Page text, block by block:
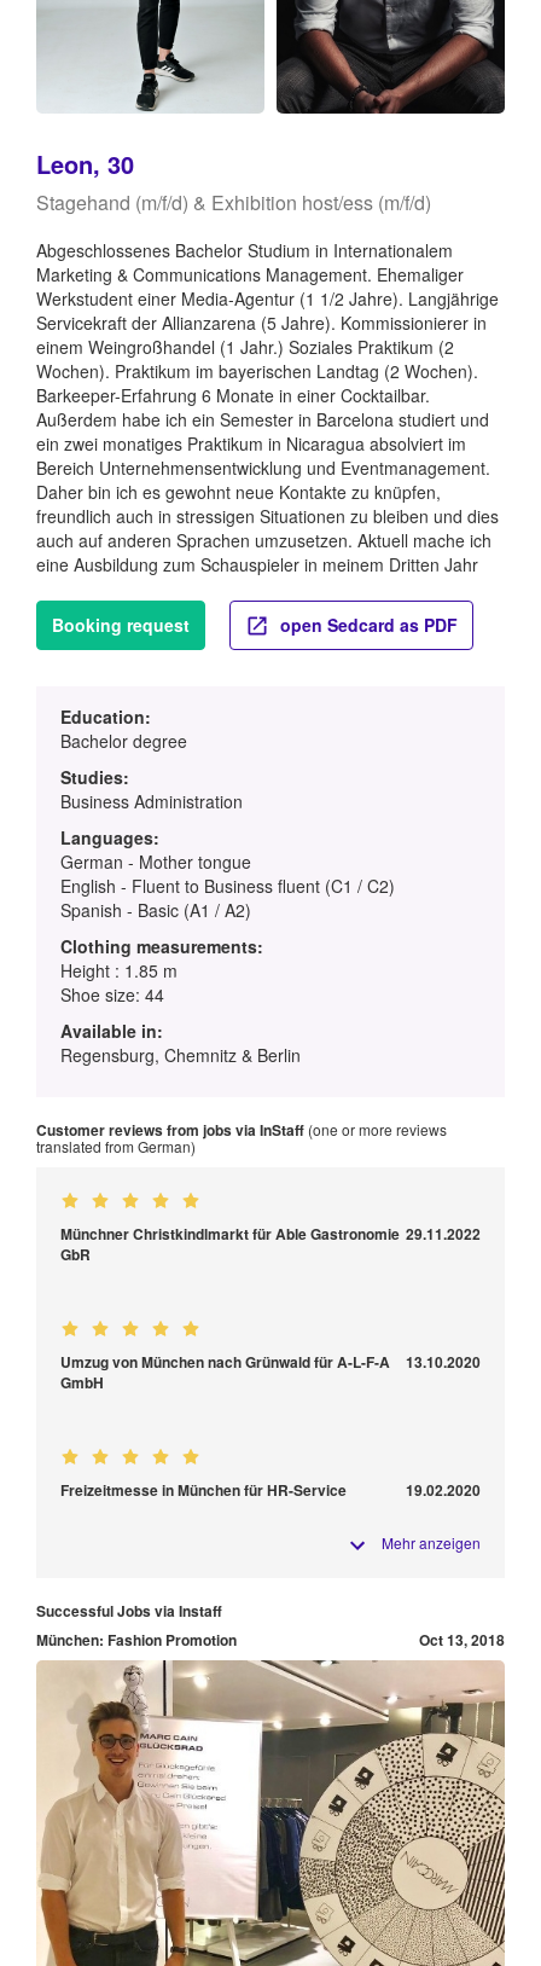
Leon, 30
Stagehand (m/f/d) & Exhibition host/ess (m/f/d)
Abgeschlossenes Bachelor Studium in Internationalem
Marketing & Communications Management. Ehemaliger
Werkstudent einer Media-Agentur (1 1/2 Jahre). Langjährige
Servicekraft der Allianzarena (5 Jahre). Kommissionierer in
einem Weingroßhandel (1 Jahr.) Soziales Praktikum (2
Wochen). Praktikum im bayerischen Landtag (2 Wochen).
Barkeeper-Erfahrung 6 Monate in einer Cocktailbar.
Außerdem habe ich ein Semester in Barcelona studiert und
ein zwei monatiges Praktikum in Nicaragua absolviert im
Bereich Unternehmensentwicklung und Eventmanagement.
Daher bin ich es gewohnt neue Kontakte zu knüpfen,
freundlich auch in stressigen Situationen zu bleiben und dies
auch auf anderen Sprachen umzusetzen. Aktuell mache ich
eine Ausbildung zum Schauspieler in meinem Dritten Jahr
Booking request open Sedcard as PDF
Education:
Bachelor degree
Studies:
Business Administration
Languages:
German - Mother tongue
English - Fluent to Business fluent (C1 / C2)
Spanish - Basic (A1 / A2)
Clothing measurements:
Height : 1.85 m
Shoe size: 44
Available in:
Regensburg, Chemnitz & Berlin
Customer reviews from jobs via InStaff (one or more reviews
translated from German)
Münchner Christkindlmarkt für Able Gastronomie
GbR
29.11.2022
Umzug von München nach Grünwald für A-L-F-A
GmbH
13.10.2020
Freizeitmesse in München für HR-Service 19.02.2020
Mehr anzeigen
Successful Jobs via Instaff
München: Fashion Promotion
Oct 13, 2018